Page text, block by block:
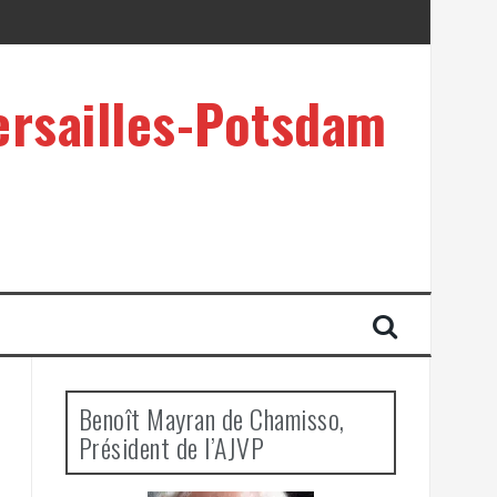
Potsdam
Benoît Mayran de Chamisso,
Président de l’AJVP